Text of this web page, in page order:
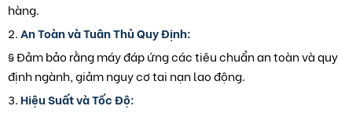
hàng.
2.An Toàn và Tuân Thủ Quy Định:
§ Đảm bảo rằng máy đáp ứng các tiêu chuẩn an toàn và quy
định ngành, giảm nguy cơ tai nạn lao động.
3.Hiệu Suất và Tốc Độ: